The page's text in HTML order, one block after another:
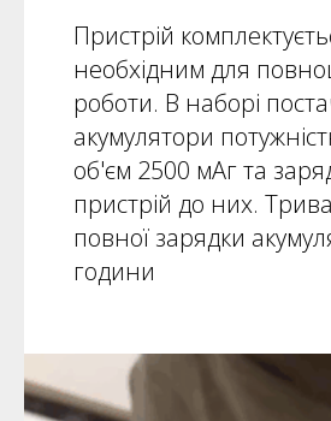
Пристрій
необхідним для
роботи. В наборі
акумулятори
об'єм 2500 мАг та
пристрій до них.
повної зарядки
години